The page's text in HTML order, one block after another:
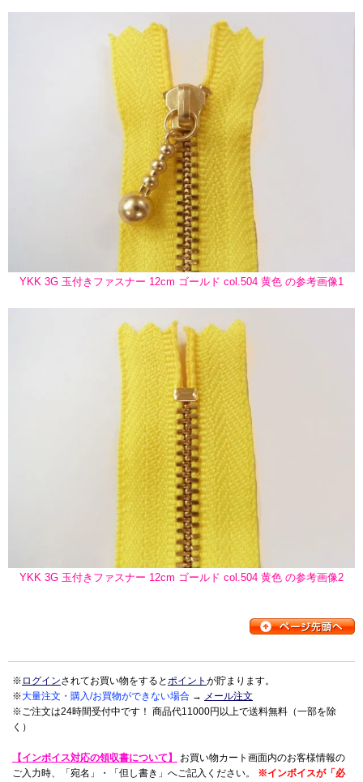
YKK 3G 玉付きファスナー 12cm ゴールド col.504 黄色 の参考画像1
YKK 3G 玉付きファスナー 12cm ゴールド col.504 黄色 の参考画像2
※ ログインされてお買い物をするとポイント が貯まります。
※大量注文・購入/お買物ができない場合 → メール注文
※ご注文は24時間受付中です！ 商品代11000円以上で送料無料（一部を除
く）
【インボイス対応の領収書について】
お買い物カート画面内のお客様情報の
ご入力時、「宛名」・「但し書き」へご記入ください。 ※インボイスが「必